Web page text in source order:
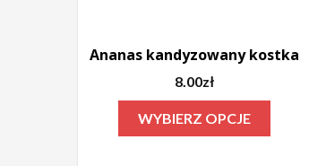
Ananas kandyzowany kostka
8.00zł
WYBIERZ OPCJE
produkt